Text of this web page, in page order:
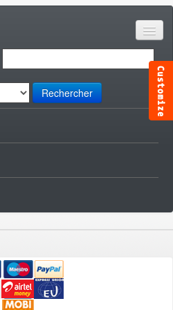
Rechercher